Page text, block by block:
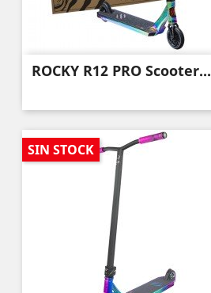
ROCKY R12 PRO Scooter...
SIN STOCK